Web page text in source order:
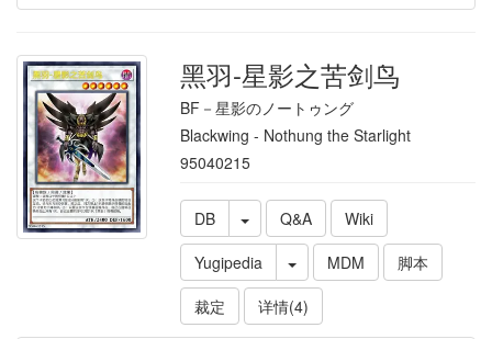
黑羽-星影之苦剑鸟
BF－星影のノートゥング
Blackwing - Nothung the Starlight
95040215
DB Q&A
Wiki
Yugipedia
MDM
脚本
裁定
详情(4)